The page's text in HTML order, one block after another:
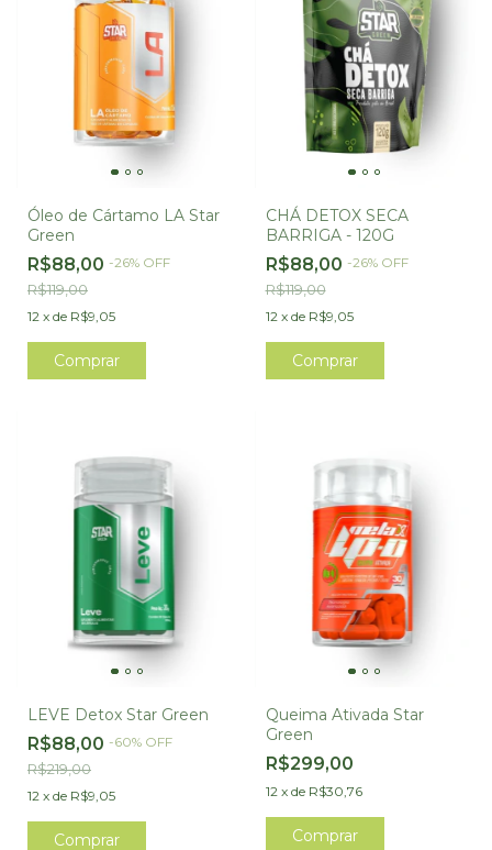
Óleo de Cártamo LA Star
Green
R$88,00 -26% OFF
R$119,00
12 x de R$9,05
CHÁ DETOX SECA
BARRIGA - 120G
R$88,00 -26% OFF
R$119,00
12 x de R$9,05
LEVE Detox Star Green
R$88,00 -60% OFF
R$219,00
12 x de R$9,05
Queima Ativada Star
Green
R$299,00
12 x de R$30,76